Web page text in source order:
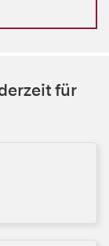
für